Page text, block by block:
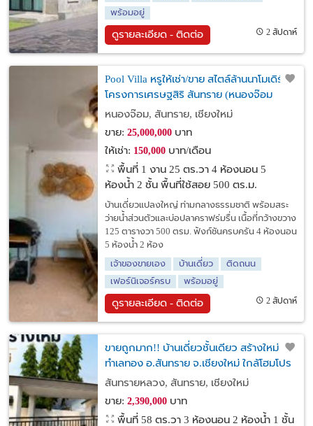
พร้อมอยู่
ดูรายละเอียด - ติดต่อ 2 สัปดาห์
Pool Villa หรูให้เช่า/ขาย สไตล์ล้านนาโมเดิร์น
โครงการเศรษฐสิริ สันทราย (หนองจ๊อม
50210)
หนองจ๊อม, สันทราย, เชียงใหม่
ขาย: 25,000,000บาท
ให้เช่า: 150,000บาท/เดือน
พื้นที่ 1 งาน 25 ตร.วา 4 ห้องนอน 5
ห้องน้ำ 2 ชั้น พื้นที่ใช้สอย 500 ตร.ม.
บ้านเดี่ยวแปลงใหญ่ ท่ามกลางธรรมชาติ พร้อมสระ
ว่ายน้ำส่วนตัวและบ่อปลาคราฟร่มรื่น เนื้อที่กว้างขวาง
125 ตารางวา 500 ตรม. ฟังก์ชันครบครัน 4 ห้องนอน
5 ห้องน้ำ 2 ห้อง
เจ้าของขายเอง
บ้านเดี่ยว
ติดถนน
เฟอร์นิเจอร์ครบ
พร้อมอยู่
ดูรายละเอียด - ติดต่อ 2 สัปดาห์
ขายถูกมาก!! บ้านเดี่ยวชั้นเดียว สร้างใหม่
ทำเลทอง อ.สันทราย จ.เชียงใหม่ ใกล้โฮมโปร
เซ็นทรัล เมต้ามอลล์ฯ
สันทรายหลวง, สันทราย, เชียงใหม่
ขาย: 2,390,000บาท
พื้นที่ 58 ตร.วา 3 ห้องนอน 2 ห้องน้ำ 1 ชั้น